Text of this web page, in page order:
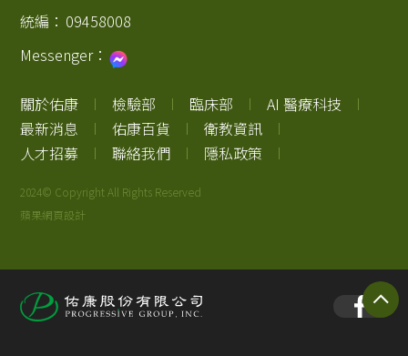
統編： 09458008
Messenger：
關於佑康 檢驗部 臨床部
AI 醫療科技
最新消息
佑康百貨
衛教資訊
人才招募
聯絡我們 隱私政策
2024© Copyright All Rights Reserved
蘋果網頁設計